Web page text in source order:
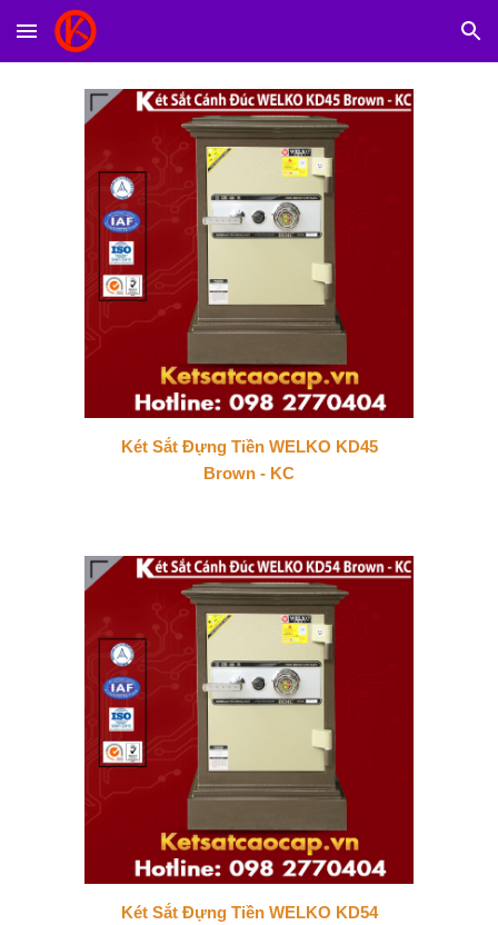
Skip to main content Skip to navigation
Két Sắt Đựng Tiền WELKO KD45
Brown - KC
Két Sắt Đựng Tiền WELKO KD54